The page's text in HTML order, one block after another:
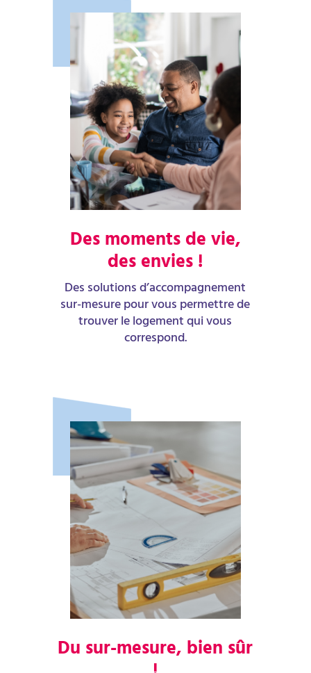
Des moments de vie,
des envies !
Des solutions d’accompagnement
sur-mesure pour vous permettre de
trouver le logement qui vous
correspond.
Du sur-mesure, bien sûr